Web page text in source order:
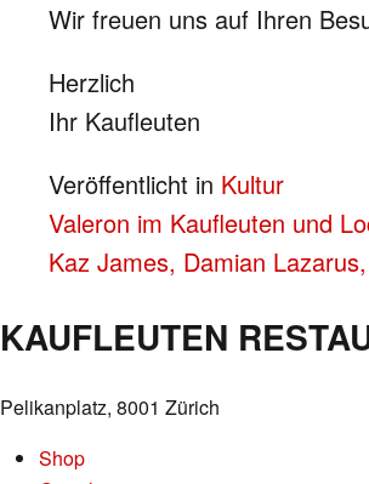
Wir freuen uns auf Ihren
Herzlich
Ihr Kaufleuten
Veröffentlicht in Kultur
BEITRAGS-
NAVIGATION
Valeron im Kaufleuten und
Kaz James, Damian
KAUFLEUTEN
Pelikanplatz, 8001 Zürich
Shop